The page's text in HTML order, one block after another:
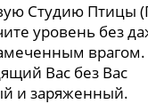
Студию Птицы
уровень без
врагом.
Вас без Вас
и заряженный.